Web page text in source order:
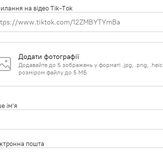
на відео Tik-Tok
Додати фотографії
Додавайте до 5 зображень у форматі .jpg, .png, .heic
розміром файлу до 5 МБ
ім'я
пошта